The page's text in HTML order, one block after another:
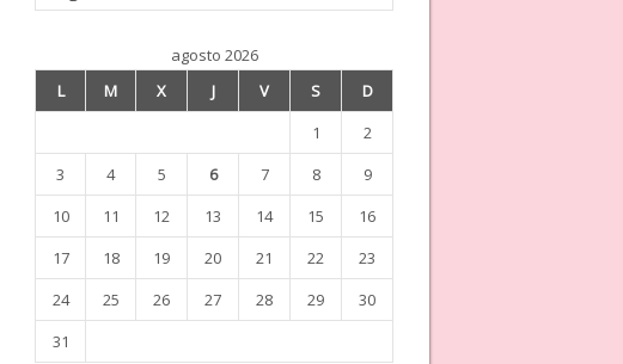
agosto 2026
L
M X J V S
D
1
2
3
4 5 6 7 8
9
10
11 12 13 14 15
16
17
18 19 20 21 22
23
24
25 26 27 28 29
30
31